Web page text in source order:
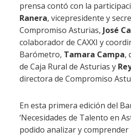
prensa contó con la
Ranera, vicepresidente y
Compromiso Asturias, José
colaborador de CAXXI y
Barómetro, Tamara Campa,
de Caja Rural de Asturias y
directora de Compromiso
En esta primera edición del
‘Necesidades de Talento en
podido analizar y comprender